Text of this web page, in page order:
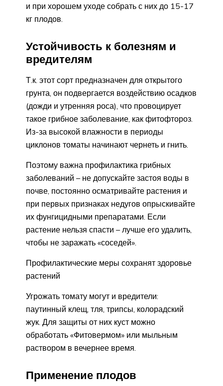
и при хорошем уходе собрать с них до 15-17
кг плодов.
Устойчивость к болезням и
вредителям
Т.к. этот сорт предназначен для открытого
грунта, он подвергается воздействию осадков
(дожди и утренняя роса), что провоцирует
такое грибное заболевание, как фитофтороз.
Из-за высокой влажности в периоды
циклонов томаты начинают чернеть и гнить.
Поэтому важна профилактика грибных
заболеваний – не допускайте застоя воды в
почве, постоянно осматривайте растения и
при первых признаках недугов опрыскивайте
их фунгицидными препаратами. Если
растение нельзя спасти – лучше его удалить,
чтобы не заражать «соседей».
Профилактические меры сохранят здоровье
растений
Угрожать томату могут и вредители:
паутинный клещ, тля, трипсы, колорадский
жук. Для защиты от них куст можно
обработать «Фитовермом» или мыльным
раствором в вечернее время.
Применение плодов